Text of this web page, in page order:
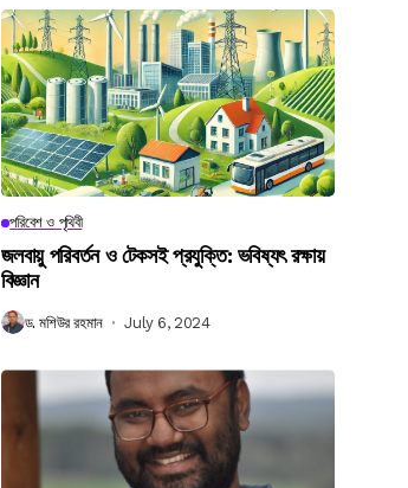
পরিবেশ ও পৃথিবী
জলবায়ু পরিবর্তন ও টেকসই প্রযুক্তি: ভবিষ্যৎ রক্ষায়
বিজ্ঞান
ড. মশিউর রহমান July 6, 2024